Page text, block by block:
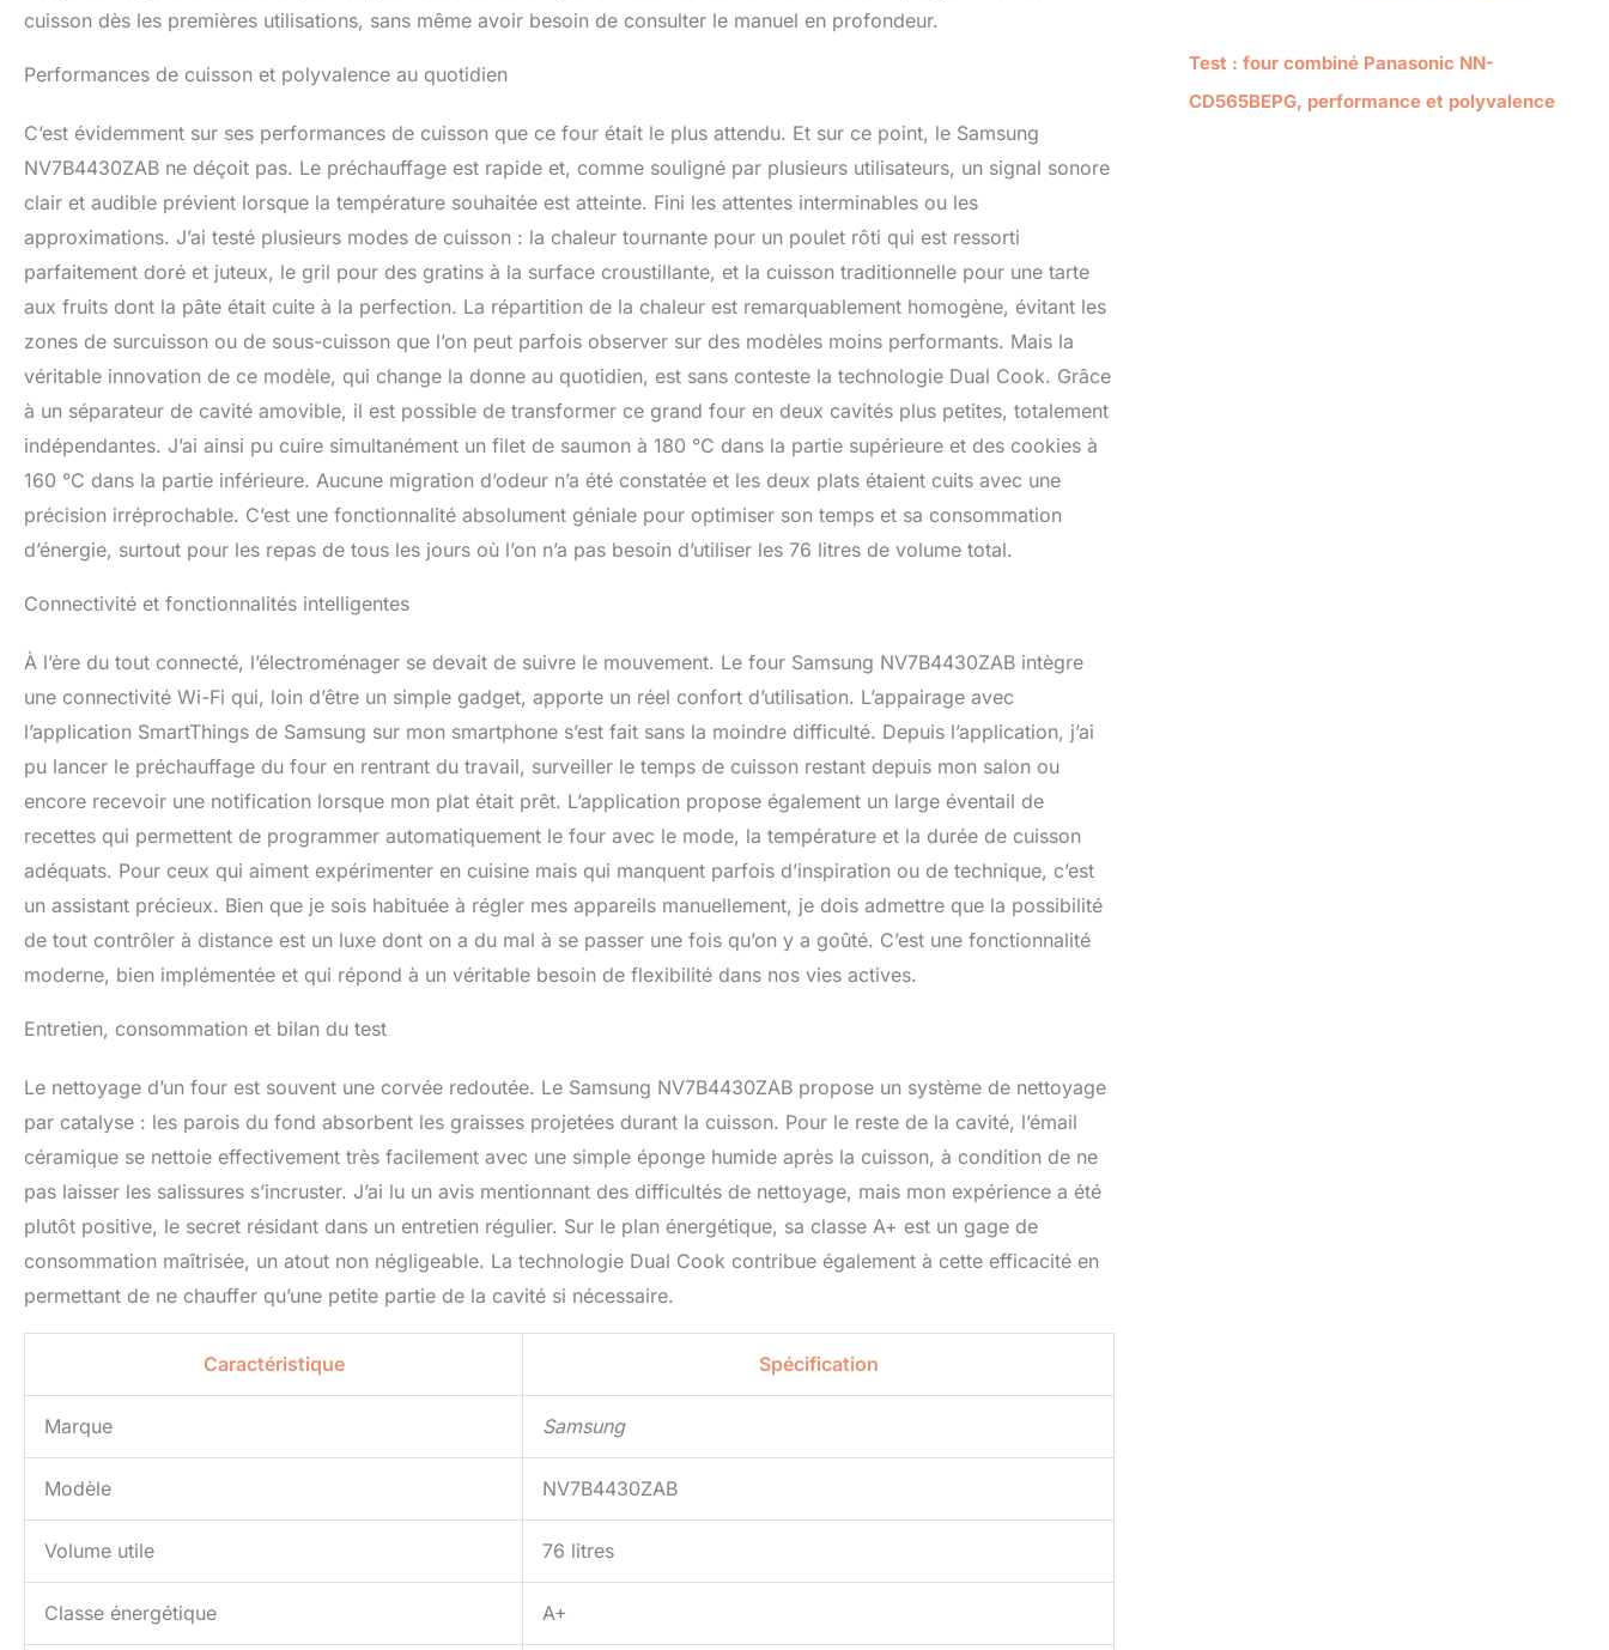
cuisson dès les premières utilisations, sans même avoir besoin de consulter le manuel en profondeur.
Performances de cuisson et polyvalence au quotidien
C’est évidemment sur ses performances de cuisson que ce four était le plus attendu. Et sur ce point, le Samsung
NV7B4430ZAB ne déçoit pas. Le préchauffage est rapide et, comme souligné par plusieurs utilisateurs, un signal sonore
clair et audible prévient lorsque la température souhaitée est atteinte. Fini les attentes interminables ou les
approximations. J’ai testé plusieurs modes de cuisson : la chaleur tournante pour un poulet rôti qui est ressorti
parfaitement doré et juteux, le gril pour des gratins à la surface croustillante, et la cuisson traditionnelle pour une tarte
aux fruits dont la pâte était cuite à la perfection. La répartition de la chaleur est remarquablement homogène, évitant les
zones de surcuisson ou de sous-cuisson que l’on peut parfois observer sur des modèles moins performants. Mais la
véritable innovation de ce modèle, qui change la donne au quotidien, est sans conteste la technologie Dual Cook. Grâce
à un séparateur de cavité amovible, il est possible de transformer ce grand four en deux cavités plus petites, totalement
indépendantes. J’ai ainsi pu cuire simultanément un filet de saumon à 180 °C dans la partie supérieure et des cookies à
160 °C dans la partie inférieure. Aucune migration d’odeur n’a été constatée et les deux plats étaient cuits avec une
précision irréprochable. C’est une fonctionnalité absolument géniale pour optimiser son temps et sa consommation
d’énergie, surtout pour les repas de tous les jours où l’on n’a pas besoin d’utiliser les 76 litres de volume total.
Connectivité et fonctionnalités intelligentes
À l’ère du tout connecté, l’électroménager se devait de suivre le mouvement. Le four Samsung NV7B4430ZAB intègre
une connectivité Wi-Fi qui, loin d’être un simple gadget, apporte un réel confort d’utilisation. L’appairage avec
l’application SmartThings de Samsung sur mon smartphone s’est fait sans la moindre difficulté. Depuis l’application, j’ai
pu lancer le préchauffage du four en rentrant du travail, surveiller le temps de cuisson restant depuis mon salon ou
encore recevoir une notification lorsque mon plat était prêt. L’application propose également un large éventail de
recettes qui permettent de programmer automatiquement le four avec le mode, la température et la durée de cuisson
adéquats. Pour ceux qui aiment expérimenter en cuisine mais qui manquent parfois d’inspiration ou de technique, c’est
un assistant précieux. Bien que je sois habituée à régler mes appareils manuellement, je dois admettre que la possibilité
de tout contrôler à distance est un luxe dont on a du mal à se passer une fois qu’on y a goûté. C’est une fonctionnalité
moderne, bien implémentée et qui répond à un véritable besoin de flexibilité dans nos vies actives.
Entretien, consommation et bilan du test
Le nettoyage d’un four est souvent une corvée redoutée. Le Samsung NV7B4430ZAB propose un système de nettoyage
par catalyse : les parois du fond absorbent les graisses projetées durant la cuisson. Pour le reste de la cavité, l’émail
céramique se nettoie effectivement très facilement avec une simple éponge humide après la cuisson, à condition de ne
pas laisser les salissures s’incruster. J’ai lu un avis mentionnant des difficultés de nettoyage, mais mon expérience a été
plutôt positive, le secret résidant dans un entretien régulier. Sur le plan énergétique, sa classe A+ est un gage de
consommation maîtrisée, un atout non négligeable. La technologie Dual Cook contribue également à cette efficacité en
permettant de ne chauffer qu’une petite partie de la cavité si nécessaire.
Caractéristique Spécification
Marque Samsung
Modèle NV7B4430ZAB
Volume utile 76 litres
Classe énergétique A+
Test : four combiné Panasonic NN-
CD565BEPG, performance et polyvalence